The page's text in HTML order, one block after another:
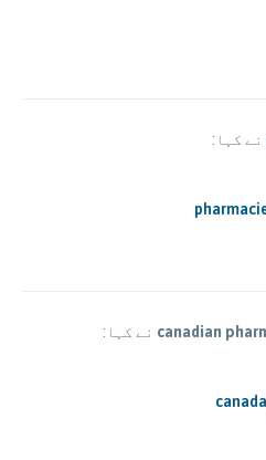
نے کہا:
canadian نے کہا: